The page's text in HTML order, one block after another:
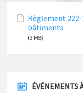
Règlement
bâtiments
(3 MB)
ÉVÉNEMENTS